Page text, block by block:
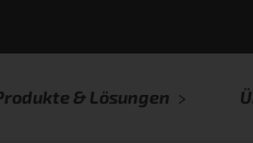
& Lösungen